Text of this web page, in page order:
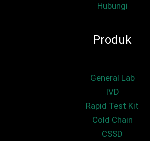
Hubungi
Produk
General Lab
IVD
Rapid Test Kit
Cold Chain
CSSD